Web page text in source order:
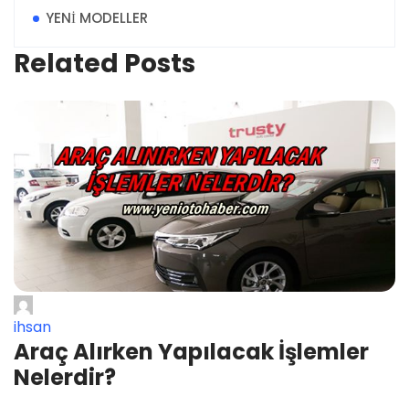
YENİ MODELLER
Related Posts
ihsan
Araç Alırken Yapılacak İşlemler
Nelerdir?